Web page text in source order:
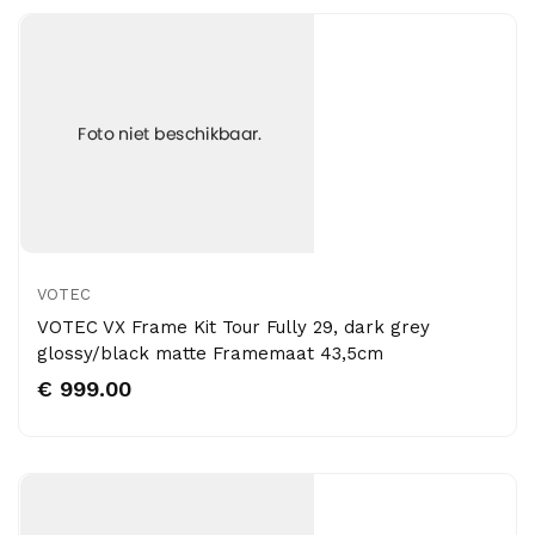
VOTEC
VOTEC VX Frame Kit Tour Fully 29, dark grey
glossy/black matte Framemaat 43,5cm
€ 999.00